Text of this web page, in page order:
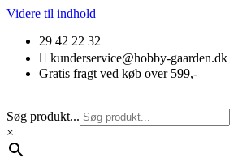
Videre til indhold
29 42 22 32
kunderservice@hobby-gaarden.dk
Gratis fragt ved køb over 599,-
Søg produkt...
×